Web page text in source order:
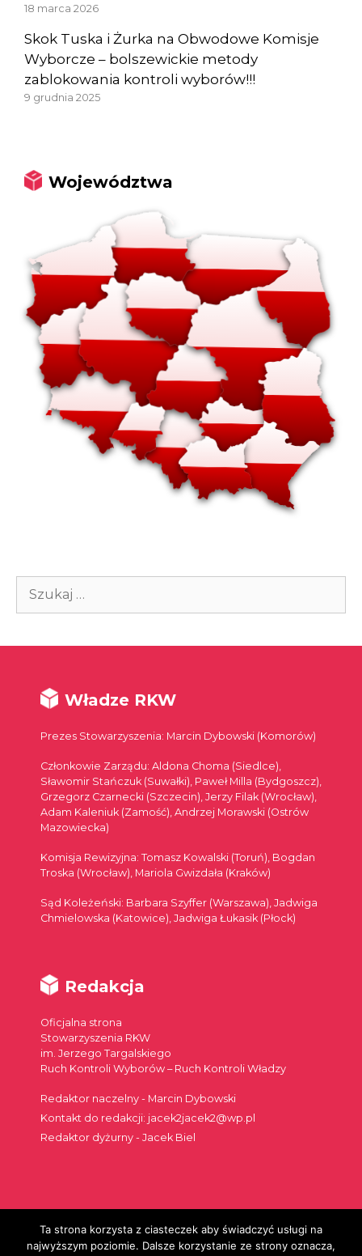
18 marca 2026
Skok Tuska i Żurka na Obwodowe Komisje
Wyborcze – bolszewickie metody
zablokowania kontroli wyborów!!!
9 grudnia 2025
Województwa
Szukaj:
Władze RKW
Prezes Stowarzyszenia: Marcin Dybowski (Komorów)
Członkowie Zarządu: Aldona Choma (Siedlce),
Sławomir Stańczuk (Suwałki), Paweł Milla (Bydgoszcz),
Grzegorz Czarnecki (Szczecin), Jerzy Filak (Wrocław),
Adam Kaleniuk (Zamość), Andrzej Morawski (Ostrów
Mazowiecka)
Komisja Rewizyjna: Tomasz Kowalski (Toruń), Bogdan
Troska (Wrocław), Mariola Gwizdała (Kraków)
Sąd Koleżeński: Barbara Szyffer (Warszawa), Jadwiga
Chmielowska (Katowice), Jadwiga Łukasik (Płock)
Redakcja
Oficjalna strona
Stowarzyszenia RKW
im. Jerzego Targalskiego
Ruch Kontroli Wyborów – Ruch Kontroli Władzy
Redaktor naczelny - Marcin Dybowski
Kontakt do redakcji: jacek2jacek2@wp.pl
Redaktor dyżurny - Jacek Biel
Szukaj:
Ta strona korzysta z ciasteczek aby świadczyć usługi na
najwyższym poziomie. Dalsze korzystanie ze strony oznacza,